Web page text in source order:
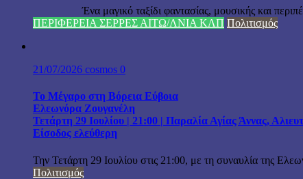
Ένα μαγικό ταξίδι φαντασίας, μουσικής και
ΠΕΡΙΦΕΡΕΙΑ ΣΕΡΡΕΣ ΑΙΤΩ/ΛΝΙΑ ΚΛΠ Πολιτισμός
21/07/2026 cosmos 0
Το Μέγαρο στη Βόρεια Εύβοια
Ελεωνόρα Ζουγανέλη
Τετάρτη 29 Ιουλίου | 21:00 | Παραλία Αγίας Άννας,
Είσοδος ελεύθερη
Την Τετάρτη 29 Ιουλίου στις 21:00, με τη συναυλία της
Πολιτισμός